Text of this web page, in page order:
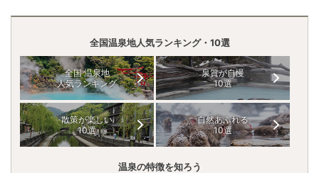
全国温泉地人気ランキング・10選
全国 温泉地
人気ランキング
泉質が自慢
10選
散策が楽しい
10選
自然あふれる
10選
温泉の特徴を知ろう